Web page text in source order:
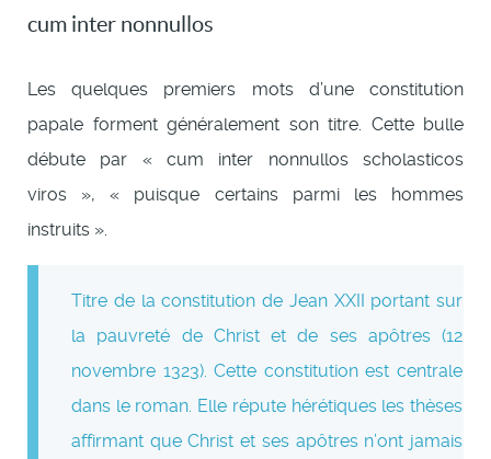
cum inter nonnullos
Les quelques premiers mots d’une constitution
papale forment généralement son titre. Cette bulle
débute par « cum inter nonnullos scholasticos
viros », « puisque certains parmi les hommes
instruits ».
Titre de la constitution de Jean XXII portant sur
la pauvreté de Christ et de ses apôtres (12
novembre 1323). Cette constitution est centrale
dans le roman. Elle répute hérétiques les thèses
affirmant que Christ et ses apôtres n’ont jamais